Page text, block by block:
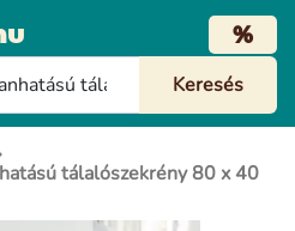
%
tálalószekrény 80 x 40